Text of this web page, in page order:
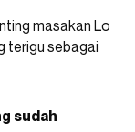
masakan Lo
terigu sebagai
sudah